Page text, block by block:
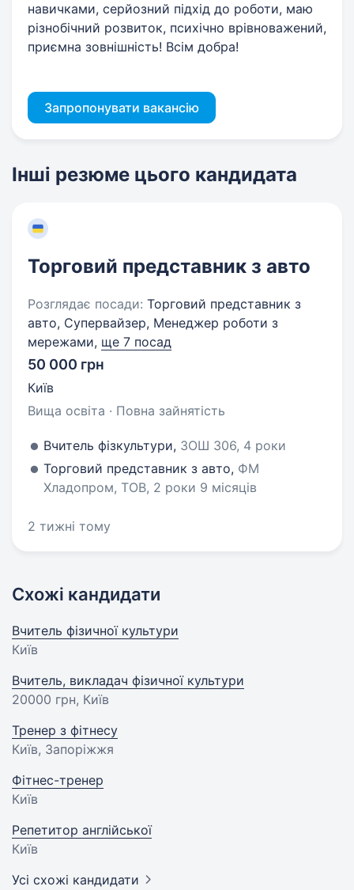
навичками, серйозний підхід до роботи, маю
різнобічний розвиток, психічно врівноважений,
приємна зовнішність! Всім добра!
Запропонувати вакансію
Інші резюме цього кандидата
Торговий представник з авто
Розглядає посади: Торговий представник з
авто, Супервайзер, Менеджер роботи з
мережами, ще 7 посад
50 000 грн
Київ
Вища освіта · Повна зайнятість
Вчитель фізкультури, ЗОШ 306, 4 роки
Торговий представник з авто, ФМ
Хладопром, ТОВ, 2 роки 9 місяців
2 тижні тому
Схожі кандидати
Вчитель фізичної культури
Київ
Вчитель, викладач фізичної культури
20000 грн, Київ
Тренер з фітнесу
Київ, Запоріжжя
Фітнес-тренер
Київ
Репетитор англійської
Київ
Усі схожі кандидати